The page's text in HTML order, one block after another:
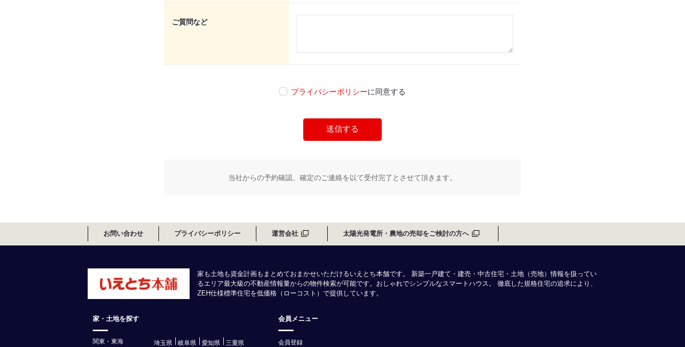
ご質問など
プライバシーポリシーに同意する
当社からの予約確認、確定のご連絡を以て受付完了とさせて頂きます。
お問い合わせ プライバシーポリシー 運営会社 太陽光発電所・農地の売却をご検討の方へ
家も土地も資金計画もまとめておまかせいただけるいえとち本舗です。 新築一戸建て・建売・中古住宅・土地（売地）情報を扱ってい
るエリア最大級の不動産情報量からの物件検索が可能です。おしゃれでシンプルなスマートハウス。 徹底した規格住宅の追求により、
ZEH仕様標準住宅を低価格（ローコスト）で提供しています。
家・土地を探す
関東・東海 埼玉県 岐阜県 愛知県 三重県
会員メニュー
会員登録